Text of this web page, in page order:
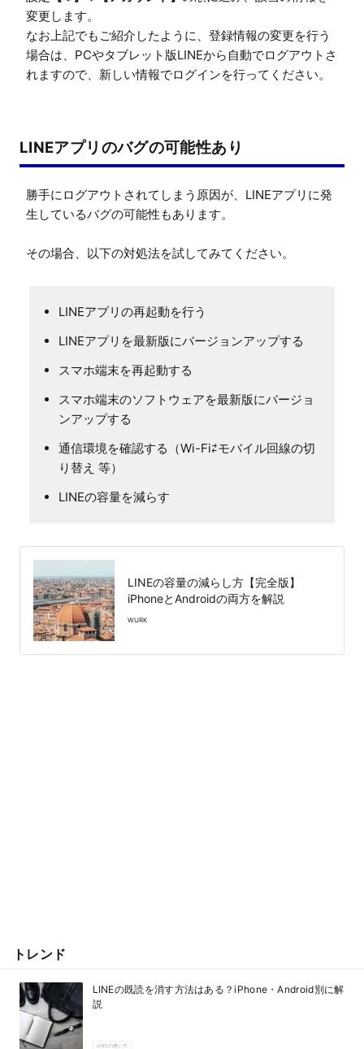
変更します。
なお上記でもご紹介したように、登録情報の変更を行う
場合は、PCやタブレット版LINEから自動でログアウトさ
れますので、新しい情報でログインを行ってください。
LINEアプリのバグの可能性あり
勝手にログアウトされてしまう原因が、LINEアプリに発
生しているバグの可能性もあります。
LINEアプリの再起動を行う
LINEアプリを最新版にバージョンアップする
スマホ端末を再起動する
スマホ端末のソフトウェアを最新版にバージョ
ンアップする
通信環境を確認する（Wi-Fi⇄モバイル回線の切
り替え 等）
LINEの容量を減らす
LINEの容量の減らし方【完全版】
iPhoneとAndroidの両方を解説
WURK
トレンド
LINEの既読を消す方法はある？iPhone・Android別に解
説
LINEの使い方